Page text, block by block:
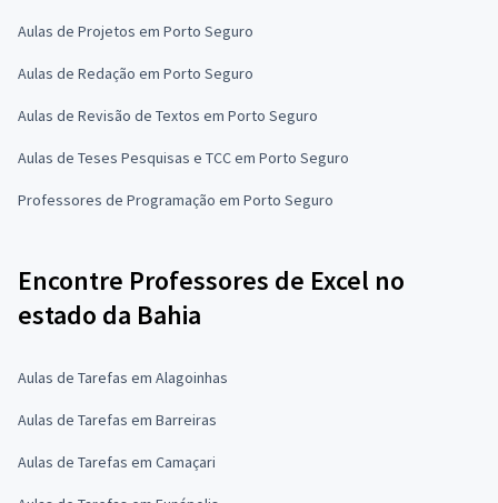
Aulas de Projetos em Porto Seguro
Aulas de Redação em Porto Seguro
Aulas de Revisão de Textos em Porto Seguro
Aulas de Teses Pesquisas e TCC em Porto Seguro
Professores de Programação em Porto Seguro
Encontre Professores de Excel no
estado da Bahia
Aulas de Tarefas em Alagoinhas
Aulas de Tarefas em Barreiras
Aulas de Tarefas em Camaçari